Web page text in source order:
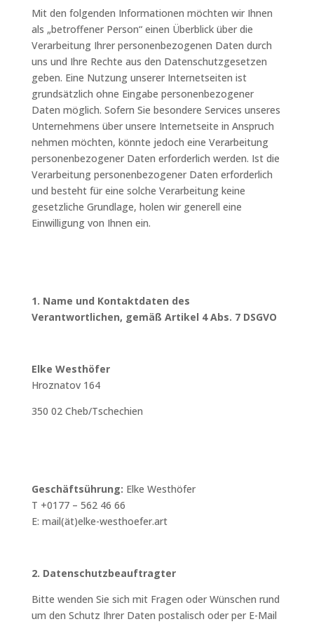
Mit den folgenden Informationen möchten wir Ihnen
als „betroffener Person“ einen Überblick über die
Verarbeitung Ihrer personenbezogenen Daten durch
uns und Ihre Rechte aus den Datenschutzgesetzen
geben. Eine Nutzung unserer Internetseiten ist
grundsätzlich ohne Eingabe personenbezogener
Daten möglich. Sofern Sie besondere Services unseres
Unternehmens über unsere Internetseite in Anspruch
nehmen möchten, könnte jedoch eine Verarbeitung
personenbezogener Daten erforderlich werden. Ist die
Verarbeitung personenbezogener Daten erforderlich
und besteht für eine solche Verarbeitung keine
gesetzliche Grundlage, holen wir generell eine
Einwilligung von Ihnen ein.
1. Name und Kontaktdaten des
Verantwortlichen, gemäß Artikel 4 Abs. 7 DSGVO
Elke Westhöfer
Hroznatov 164
350 02 Cheb/Tschechien
Geschäftsührung: Elke Westhöfer
T +0177 – 562 46 66
E: mail(ät)elke-westhoefer.art
2. Datenschutzbeauftragter
Bitte wenden Sie sich mit Fragen oder Wünschen rund
um den Schutz Ihrer Daten postalisch oder per E-Mail